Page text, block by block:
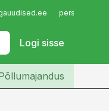
Logi sisse